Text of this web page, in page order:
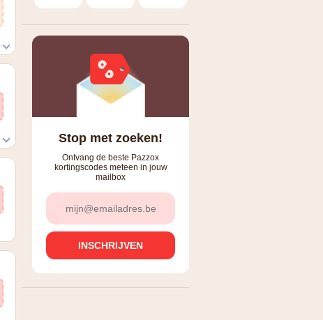
Stop met zoeken!
Ontvang de beste Pazzox
kortingscodes meteen in jouw
mailbox